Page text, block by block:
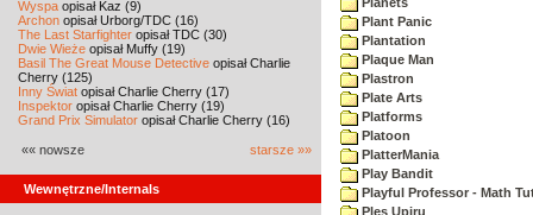
Wyspa opisał Kaz (9)
Archon opisał Urborg/TDC (16)
The Last Starfighter opisał TDC (30)
Dwie Wieże opisał Muffy (19)
Basil The Great Mouse Detective opisał Charlie
Cherry (125)
Inny Świat opisał Charlie Cherry (17)
Inspektor opisał Charlie Cherry (19)
Grand Prix Simulator opisał Charlie Cherry (16)
«« nowsze starsze »»
Wewnętrzne/Internals
Plant Panic
Plantation
Plaque Man
Plastron
Plate Arts
Platforms
Platoon
PlatterMania
Play Bandit
Playful Professor - Math
Ples Upiru